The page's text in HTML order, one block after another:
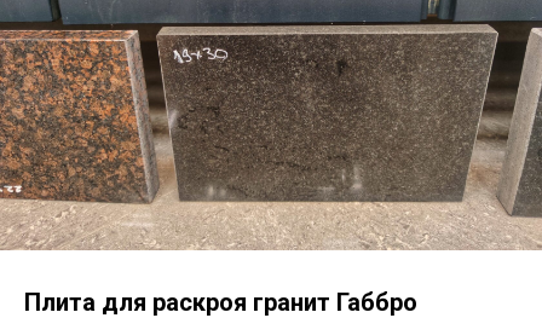
Плита для раскроя гранит Габбро